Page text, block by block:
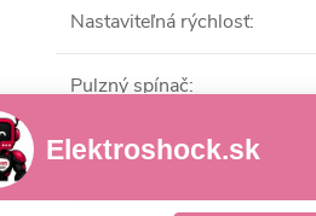
Nastaviteľná rýchlosť:
Pulzný spínač:
Počet rýchlostí:
Elektroshock.sk